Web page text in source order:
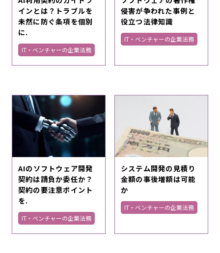
インとは？トラブルを
未然に防ぐ条項を個別
に.
IT・ベンチャーの企業法務
侵害が争われた事例と
役立つ法律知識
IT・ベンチャーの企業法務
AIのソフトウェア開発
契約は請負か委任か？
契約の要注意ポイント
を.
IT・ベンチャーの企業法務
システム開発の見積り
金額の事後増額は可能
か
IT・ベンチャーの企業法務